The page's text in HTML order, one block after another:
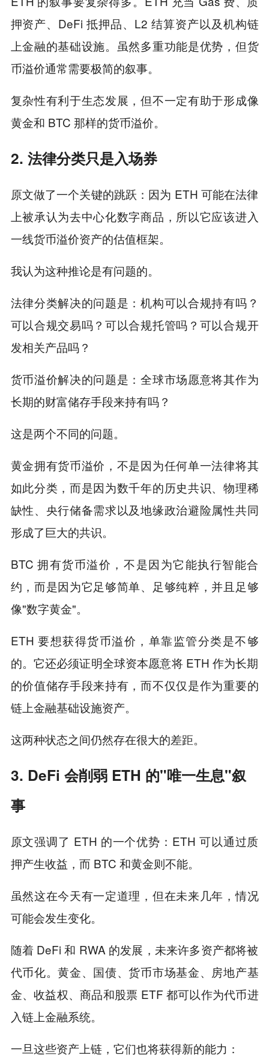
押资产、DeFi 抵押品、L2 结算资产以及机构链
上金融的基础设施。虽然多重功能是优势，但货
币溢价通常需要极简的叙事。
复杂性有利于生态发展，但不一定有助于形成像
黄金和 BTC 那样的货币溢价。
2. 法律分类只是入场券
原文做了一个关键的跳跃：因为 ETH 可能在法律
上被承认为去中心化数字商品，所以它应该进入
一线货币溢价资产的估值框架。
我认为这种推论是有问题的。
法律分类解决的问题是：机构可以合规持有吗？
可以合规交易吗？可以合规托管吗？可以合规开
发相关产品吗？
货币溢价解决的问题是：全球市场愿意将其作为
长期的财富储存手段来持有吗？
这是两个不同的问题。
黄金拥有货币溢价，不是因为任何单一法律将其
如此分类，而是因为数千年的历史共识、物理稀
缺性、央行储备需求以及地缘政治避险属性共同
形成了巨大的共识。
BTC 拥有货币溢价，不是因为它能执行智能合
约，而是因为它足够简单、足够纯粹，并且足够
像"数字黄金"。
ETH 要想获得货币溢价，单靠监管分类是不够
的。它还必须证明全球资本愿意将 ETH 作为长期
的价值储存手段来持有，而不仅仅是作为重要的
链上金融基础设施资产。
这两种状态之间仍然存在很大的差距。
3. DeFi 会削弱 ETH 的"唯一生息"叙
事
原文强调了 ETH 的一个优势：ETH 可以通过质
押产生收益，而 BTC 和黄金则不能。
虽然这在今天有一定道理，但在未来几年，情况
可能会发生变化。
随着 DeFi 和 RWA 的发展，未来许多资产都将被
代币化。黄金、国债、货币市场基金、房地产基
金、收益权、商品和股票 ETF 都可以作为代币进
入链上金融系统。
一旦这些资产上链，它们也将获得新的能力：